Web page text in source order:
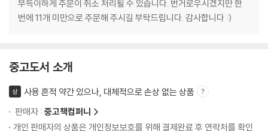
부득이하게 주문이 취소 처리될 수 있습니다. 번거로우시겠지만 한
번에 11개 미만으로 주문해 주시길 부탁드립니다. 감사합니다 :)
중고도서 소개
상
사용 흔적 약간 있으나, 대체적으로 손상 없는 상품
판매자 : 중고책컴퍼니
개인 판매자의 상품은 개인정보보호를 위해 결제완료 후 연락처를 확인